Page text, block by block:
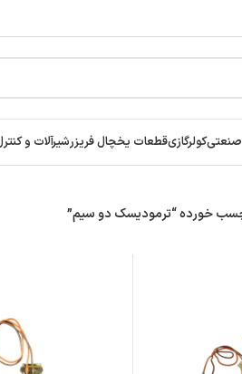
صنعتیکولرگازیقطعات یخچال فریزرشیرآلات و
خورده “ترمودیسک دو سیم”